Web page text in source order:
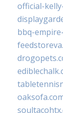
official-
bbq-